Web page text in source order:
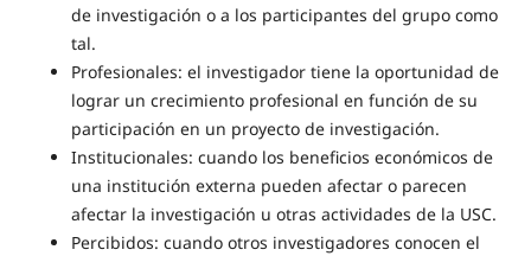
de investigación o a los participantes del grupo como
tal.
Profesionales: el investigador tiene la oportunidad de
lograr un crecimiento profesional en función de su
participación en un proyecto de investigación.
Institucionales: cuando los beneficios económicos de
una institución externa pueden afectar o parecen
afectar la investigación u otras actividades de la USC.
Percibidos: cuando otros investigadores conocen el